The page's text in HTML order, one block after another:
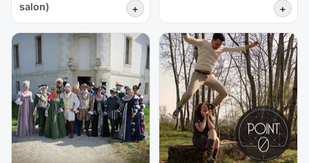
salon)
+ +